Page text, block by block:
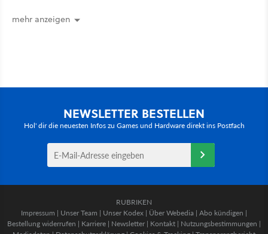
mehr anzeigen
NEWSLETTER BESTELLEN
Hol' dir die neuesten Infos zu Games und Hardware direkt ins Postfach
RUBRIKEN
Impressum | Unser Team | Unser Kodex | Über Webedia | Abo kündigen |
Bestellung widerrufen | Karriere | Newsletter | Kontakt | Nutzungsbestimmungen |